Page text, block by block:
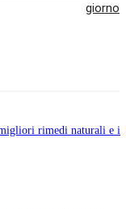
giorno
rimedi naturali e i